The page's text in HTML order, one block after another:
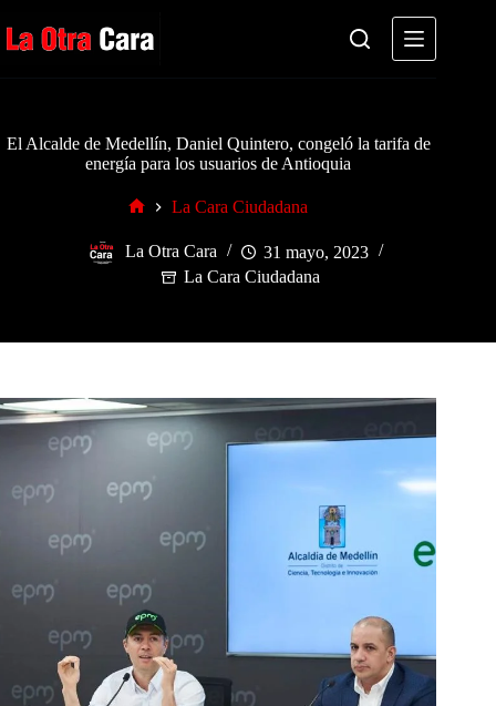
al
contenido
El Alcalde de Medellín, Daniel Quintero, congeló la tarifa de
energía para los usuarios de Antioquia
La Cara Ciudadana
La Otra Cara
31 mayo, 2023
La Cara Ciudadana